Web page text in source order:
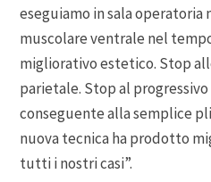
eseguiamo in sala
muscolare ventrale nel
migliorativo estetico. Stop
parietale. Stop al
conseguente alla semplice
nuova tecnica ha prodotto
tutti i nostri casi”.